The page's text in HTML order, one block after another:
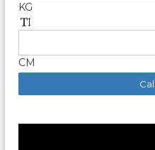
KG
CM